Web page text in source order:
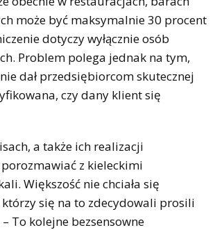
może być maksymalnie 30 procent
dotyczy wyłącznie osób
Problem polega jednak na tym,
dał przedsiębiorcom skutecznej
czy dany klient się
a także ich realizacji
z kieleckimi
Większość nie chciała się
się na to zdecydowali prosili
To kolejne bezsensowne